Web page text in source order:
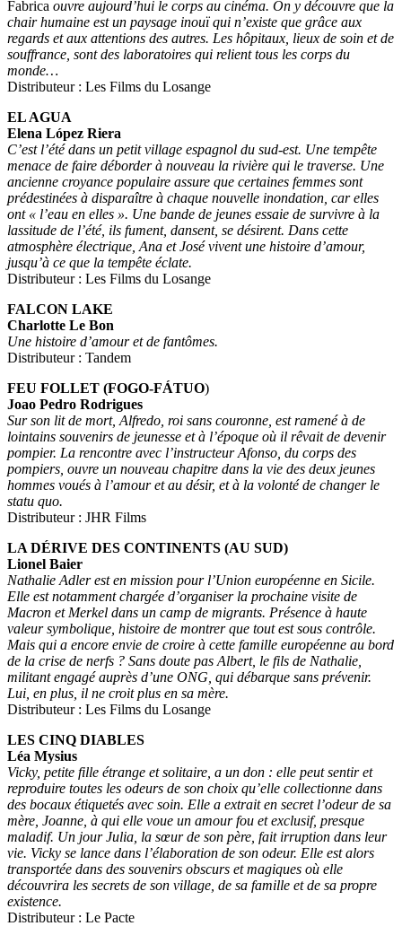
Fabrica ouvre aujourd’hui le corps au cinéma. On y découvre que la
chair humaine est un paysage inouï qui n’existe que grâce aux
regards et aux attentions des autres. Les hôpitaux, lieux de soin et de
souffrance, sont des laboratoires qui relient tous les corps du
monde…
Distributeur : Les Films du Losange
EL AGUA
Elena López Riera
C’est l’été dans un petit village espagnol du sud-est. Une tempête
menace de faire déborder à nouveau la rivière qui le traverse. Une
ancienne croyance populaire assure que certaines femmes sont
prédestinées à disparaître à chaque nouvelle inondation, car elles
ont « l’eau en elles ». Une bande de jeunes essaie de survivre à la
lassitude de l’été, ils fument, dansent, se désirent. Dans cette
atmosphère électrique, Ana et José vivent une histoire d’amour,
jusqu’à ce que la tempête éclate.
Distributeur : Les Films du Losange
FALCON LAKE
Charlotte Le Bon
Une histoire d’amour et de fantômes.
Distributeur : Tandem
FEU FOLLET (FOGO-FÁTUO)
Joao Pedro Rodrigues
Sur son lit de mort, Alfredo, roi sans couronne, est ramené à de
lointains souvenirs de jeunesse et à l’époque où il rêvait de devenir
pompier. La rencontre avec l’instructeur Afonso, du corps des
pompiers, ouvre un nouveau chapitre dans la vie des deux jeunes
hommes voués à l’amour et au désir, et à la volonté de changer le
statu quo.
Distributeur : JHR Films
LA DÉRIVE DES CONTINENTS (AU SUD)
Lionel Baier
Nathalie Adler est en mission pour l’Union européenne en Sicile.
Elle est notamment chargée d’organiser la prochaine visite de
Macron et Merkel dans un camp de migrants. Présence à haute
valeur symbolique, histoire de montrer que tout est sous contrôle.
Mais qui a encore envie de croire à cette famille européenne au bord
de la crise de nerfs ? Sans doute pas Albert, le fils de Nathalie,
militant engagé auprès d’une ONG, qui débarque sans prévenir.
Lui, en plus, il ne croit plus en sa mère.
Distributeur : Les Films du Losange
LES CINQ DIABLES
Léa Mysius
Vicky, petite fille étrange et solitaire, a un don : elle peut sentir et
reproduire toutes les odeurs de son choix qu’elle collectionne dans
des bocaux étiquetés avec soin. Elle a extrait en secret l’odeur de sa
mère, Joanne, à qui elle voue un amour fou et exclusif, presque
maladif. Un jour Julia, la sœur de son père, fait irruption dans leur
vie. Vicky se lance dans l’élaboration de son odeur. Elle est alors
transportée dans des souvenirs obscurs et magiques où elle
découvrira les secrets de son village, de sa famille et de sa propre
existence.
Distributeur : Le Pacte